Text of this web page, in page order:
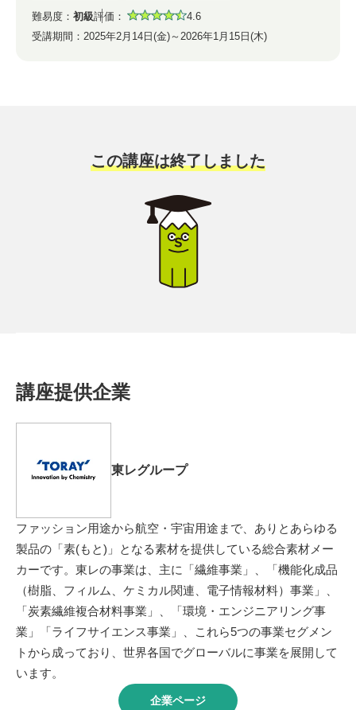
難易度： 初級評価：
4.6
受講期間： 2025年2月14日(金)～2026年1月15日(木)
この講座は終了しました
講座提供企業
東レグループ
ファッション用途から航空・宇宙用途まで、ありとあらゆる
製品の「素(もと)」となる素材を提供している総合素材メー
カーです。東レの事業は、主に「繊維事業」、「機能化成品
（樹脂、フィルム、ケミカル関連、電子情報材料）事業」、
「炭素繊維複合材料事業」、「環境・エンジニアリング事
業」「ライフサイエンス事業」、これら5つの事業セグメン
トから成っており、世界各国でグローバルに事業を展開して
います。
企業ページ